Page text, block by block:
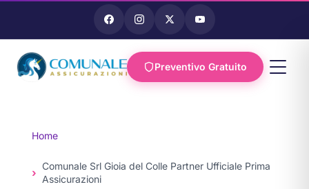
Preventivo Gratuito
Home
Comunale Srl Gioia del Colle Partner Ufficiale Prima
Assicurazioni